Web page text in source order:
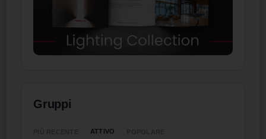
Gruppi
ATTIVO